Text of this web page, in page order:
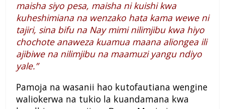
maisha siyo pesa, maisha ni kuishi kwa
kuheshimiana na wenzako hata kama wewe ni
tajiri, sina bifu na Nay mimi nilimjibu kwa hiyo
chochote anaweza kuamua maana aliongea ili
ajibiwe na nilimjibu na maamuzi yangu ndiyo
yale.”
Pamoja na wasanii hao kutofautiana wengine
waliokerwa na tukio la kuandamana kwa